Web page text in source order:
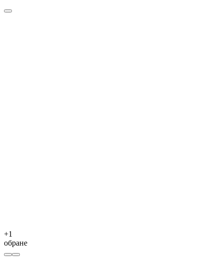
+1
обране